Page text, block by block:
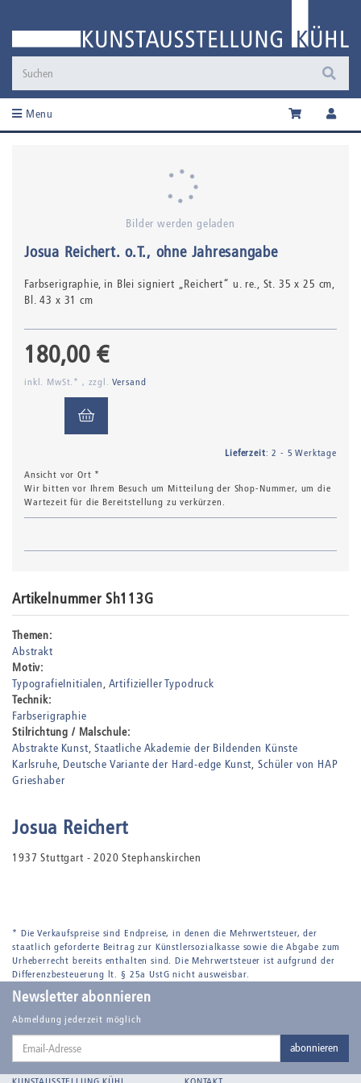
Menu
Bilder werden geladen
Josua Reichert.o.T., ohne Jahresangabe
Farbserigraphie, in Blei signiert „Reichert“ u. re., St. 35 x 25 cm,
Bl. 43 x 31 cm
180,00 €
inkl. MwSt.* , zzgl. Versand
Lieferzeit: 2 - 5 Werktage
Ansicht vor Ort *
Wir bitten vor Ihrem Besuch um Mitteilung der Shop-Nummer, um die
Wartezeit für die Bereitstellung zu verkürzen.
Artikelnummer Sh113G
Themen:
Abstrakt
Motiv:
TypografieInitialen Artifizieller Typodruck
Technik:
Farbserigraphie
Stilrichtung / Malschule:
Abstrakte Kunst Staatliche Akademie der Bildenden Künste
Karlsruhe Deutsche Variante der Hard-edge Kunst Schüler von HAP
Grieshaber
Josua Reichert
1937 Stuttgart - 2020 Stephanskirchen
* Die Verkaufspreise sind Endpreise, in denen die Mehrwertsteuer, der
staatlich geforderte Beitrag zur Künstlersozialkasse sowie die Abgabe zum
Urheberrecht bereits enthalten sind. Die Mehrwertsteuer ist aufgrund der
Differenzbesteuerung lt. § 25a UstG nicht ausweisbar.
Newsletter abonnieren
Abmeldung jederzeit möglich
Email-
abonnieren